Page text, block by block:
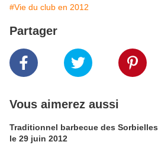
#Vie du club en 2012
Partager
Vous aimerez aussi
Traditionnel barbecue des Sorbielles
le 29 juin 2012